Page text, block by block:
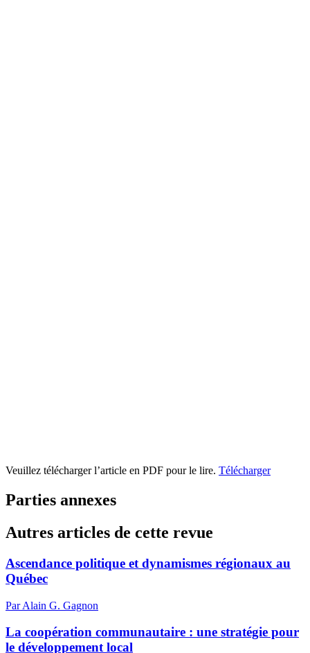
Veuillez télécharger l’article en PDF pour le lire. Télécharger
Parties annexes
Autres articles de cette revue
Ascendance politique et dynamismes régionaux au
Québec
Par Alain G. Gagnon
La coopération communautaire : une stratégie pour
le développement local